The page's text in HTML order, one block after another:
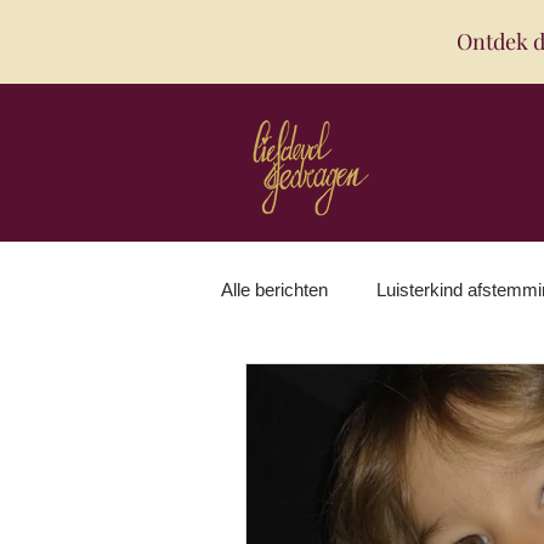
Ontdek
Alle berichten Luisterkind
Prille ouderschap Mama zijn